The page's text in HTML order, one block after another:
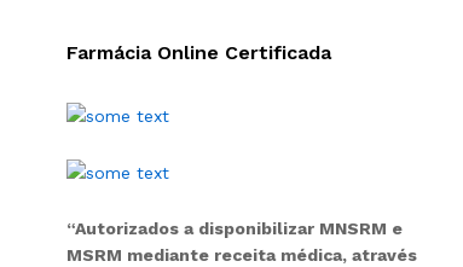
Farmácia Online Certificada
“Autorizados a disponibilizar MNSRM e
MSRM mediante receita médica, através